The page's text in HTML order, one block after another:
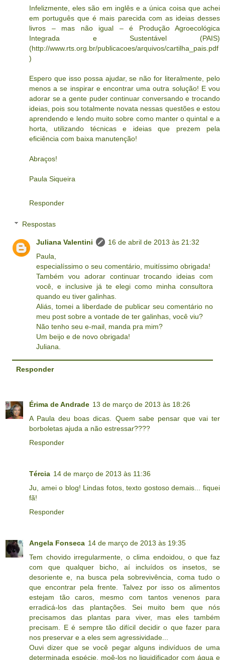
Infelizmente, eles são em inglês e a única coisa que achei
em português que é mais parecida com as ideias desses
livros – mas não igual – é Produção Agroecológica
Integrada e Sustentável (PAIS)
(http://www.rts.org.br/publicacoes/arquivos/cartilha_pais.pdf
)
Espero que isso possa ajudar, se não for literalmente, pelo
menos a se inspirar e encontrar uma outra solução! E vou
adorar se a gente puder continuar conversando e trocando
ideias, pois sou totalmente novata nessas questões e estou
aprendendo e lendo muito sobre como manter o quintal e a
horta, utilizando técnicas e ideias que prezem pela
eficiência com baixa manutenção!
Abraços!
Paula Siqueira
Responder
Respostas
Juliana Valentini
16 de abril de 2013 às 21:32
Paula,
especialíssimo o seu comentário, muitíssimo obrigada!
Também vou adorar continuar trocando ideias com
você, e inclusive já te elegi como minha consultora
quando eu tiver galinhas.
Aliás, tomei a liberdade de publicar seu comentário no
meu post sobre a vontade de ter galinhas, você viu?
Não tenho seu e-mail, manda pra mim?
Um beijo e de novo obrigada!
Juliana.
Responder
Érima de Andrade 13 de março de 2013 às 18:26
A Paula deu boas dicas. Quem sabe pensar que vai ter
borboletas ajuda a não estressar????
Responder
Tércia 14 de março de 2013 às 11:36
Ju, amei o blog! Lindas fotos, texto gostoso demais... fiquei
fã!
Responder
Angela Fonseca 14 de março de 2013 às 19:35
Tem chovido irregularmente, o clima endoidou, o que faz
com que qualquer bicho, aí incluídos os insetos, se
desoriente e, na busca pela sobrevivência, coma tudo o
que encontrar pela frente. Talvez por isso os alimentos
estejam tão caros, mesmo com tantos venenos para
erradicá-los das plantações. Sei muito bem que nós
precisamos das plantas para viver, mas eles também
precisam. E é sempre tão difícil decidir o que fazer para
nos preservar e a eles sem agressividade...
Ouvi dizer que se você pegar alguns indivíduos de uma
determinada espécie, moê-los no liquidificador com água e